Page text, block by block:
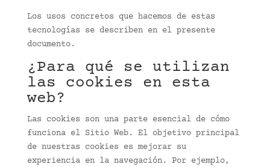
Los usos concretos que hacemos de estas
tecnologías se describen en el presente
documento.
¿Para qué se utilizan
las cookies en esta
web?
Las cookies son una parte esencial de cómo
funciona el Sitio Web. El objetivo principal
de nuestras cookies es mejorar su
experiencia en la navegación. Por ejemplo,